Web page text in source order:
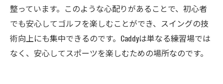
整っています。このような心配りがあることで、初心者
でも安心してゴルフを楽しむことができ、スイングの技
術向上にも集中できるのです。Caddyは単なる練習場では
なく、安心してスポーツを楽しむための場所なのです。